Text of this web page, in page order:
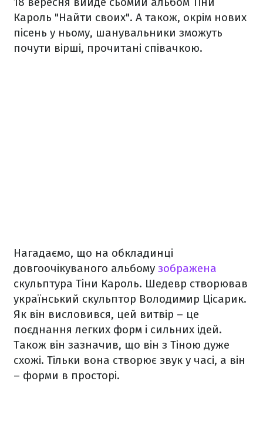
Кароль "Найти своих". А також, окрім нових
пісень у ньому, шанувальники зможуть
почути вірші, прочитані співачкою.
Нагадаємо, що на обкладинці
довгоочікуваного альбому зображена
скульптура Тіни Кароль. Шедевр створював
український скульптор Володимир Цісарик.
Як він висловився, цей витвір – це
поєднання легких форм і сильних ідей.
Також він зазначив, що він з Тіною дуже
схожі. Тільки вона створює звук у часі, а він
– форми в просторі.